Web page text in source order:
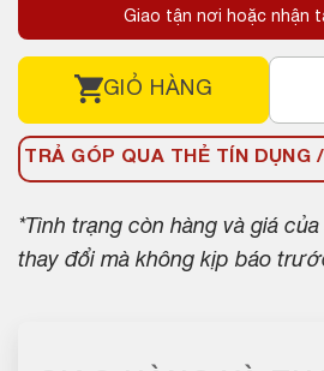
Giao tận nơi hoặc nhận
GIỎ HÀNG
TRẢ GÓP QUA THẺ TÍN DỤNG
*Tình trạng còn hàng và giá
thay đổi mà không kịp báo